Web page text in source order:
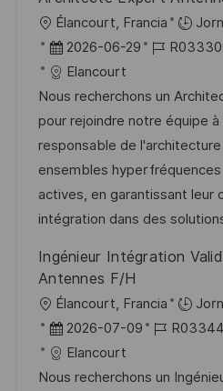
l
i
c
a
c
i
ó
n
U
b
c
a
c
i
ó
n
Élancourt, Francia
F
e
c
h
a
d
e
p
b
c
a
2026-06-29
I
d
e
e
m
p
l
o
Elancourt
Nous recherchons un
pour rejoindre notre équipe
responsable de
ensembles
actives, en garantissant leur
intégration dans des
Ingénieur Intégration
Antennes F/H
U
b
c
Élancourt, Francia
F
e
c
2026-07-09
I
d
Elancourt
Nous recherchons un